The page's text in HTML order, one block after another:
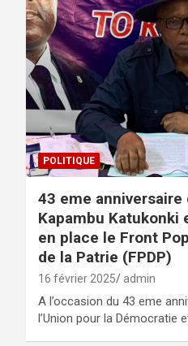
POLITIQUE
43 eme anniversaire
Kapambu Katukonki
en place le Front
de la Patrie (FPDP)
16 février 2025 admin
A l’occasion du 43 eme
l’Union pour la Démocratie